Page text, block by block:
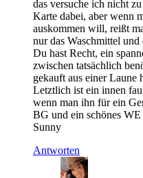
das versuche ich nicht
Karte dabei, aber wenn
auskommen will, reißt
nur das Waschmittel
Du hast Recht, ein
zwischen tatsächlich
gekauft aus einer Laune
Letztlich ist ein innen
wenn man ihn für ein
BG und ein schönes WE
Sunny
Antworten